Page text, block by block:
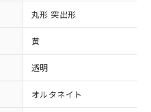
丸形 突出形
黄
透明
オルタネイト